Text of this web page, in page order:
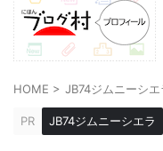
HOME > JB74ジムニーシエ
PR JB74ジムニーシエラ